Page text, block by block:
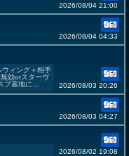
2026/08/04 21:00
2026/08/04 04:33
ィング＋相手
効orスターヴ
プ墓地に...
2026/08/03 20:26
2026/08/03 04:27
2026/08/02 19:08